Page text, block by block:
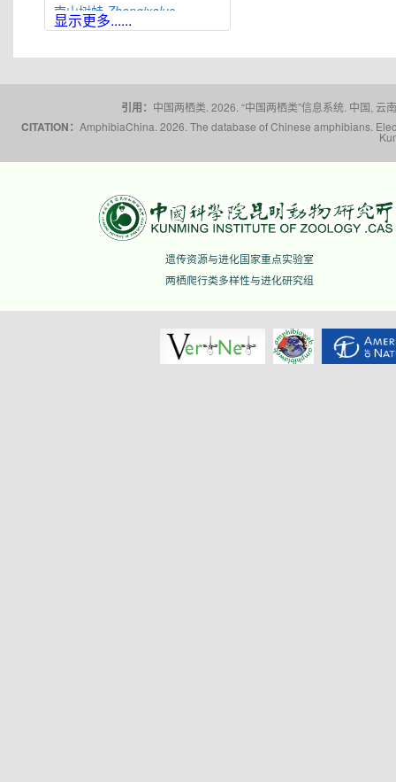
南山树蛙 Zhangixalus
nanshanensis
nigropunctatus
突肛树蛙 Zhangixalus
pachyproctus
Zhangixalus
prasinatus
普洱树蛙Zhangixalus
puerensis
Zhangixalus
taipeianus
Zhangixalus wui
Zhangixalus
显示更多......
引用： 中国两栖类. 2026. “中国两栖类”信息系统. 中国,
CITATION： AmphibiaChina. 2026. The database of Chinese amphibians.
遗传资源与进化国家重点实验室
两栖爬行类多样性与进化研究组